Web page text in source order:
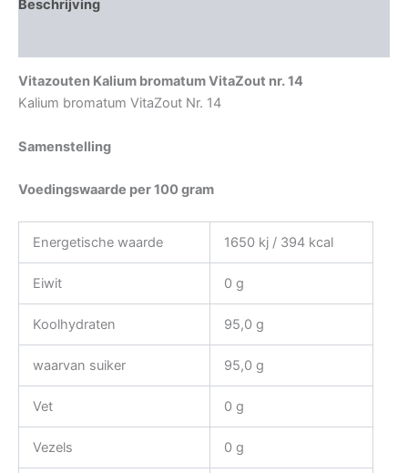
Beschrijving
Vitazouten Kalium bromatum VitaZout nr. 14
Kalium bromatum VitaZout Nr. 14
Samenstelling
Voedingswaarde per 100 gram
Energetische waarde 1650 kj / 394 kcal
Eiwit 0 g
Koolhydraten 95,0 g
waarvan suiker 95,0 g
Vet 0 g
Vezels 0 g